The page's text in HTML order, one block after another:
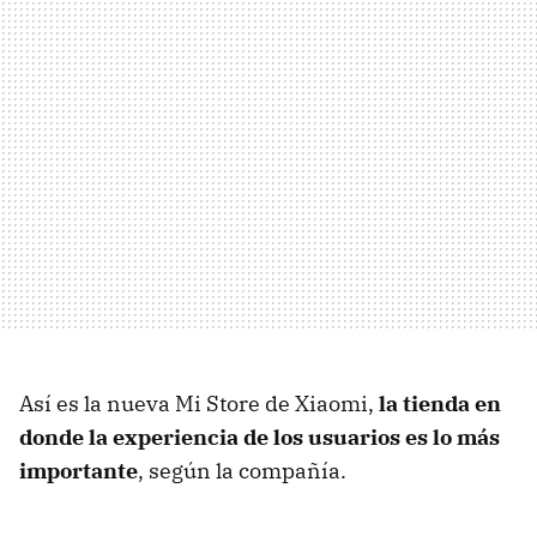
Así es la nueva Mi Store de Xiaomi, la tienda en
donde la experiencia de los usuarios es lo más
importante, según la compañía.